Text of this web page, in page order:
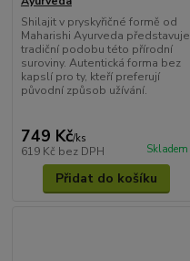
Shilajit v pryskyřičné formě od
Maharishi Ayurveda představuje
tradiční podobu této přírodní
suroviny. Autentická forma bez
kapslí pro ty, kteří preferují
původní způsob užívání.
749 Kč/ks
619 Kč bez DPH Skladem
Přidat do košíku